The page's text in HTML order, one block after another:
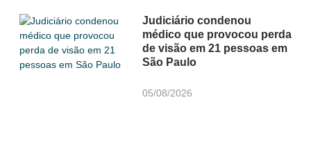
Judiciário condenou
médico que provocou perda
de visão em 21 pessoas em
São Paulo
05/08/2026